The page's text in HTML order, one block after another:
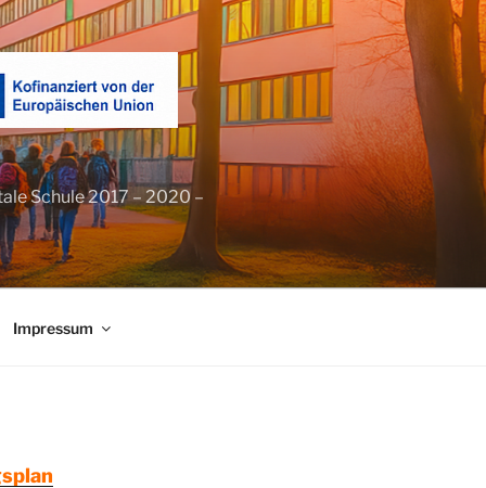
Schule 2017 – 2020 –
Impressum